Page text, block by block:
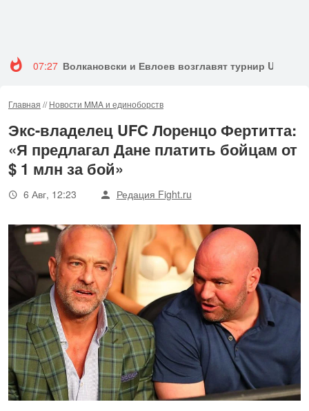
07:27 Волкановски и Евлоев возглавят турнир UFC 333
Главная //Новости MMA и единоборств
Экс-владелец UFC Лоренцо Фертитта:
«Я предлагал Дане платить бойцам от
$ 1 млн за бой»
6 Авг, 12:23 Редация Fight.ru